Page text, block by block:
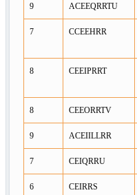
9 ACEEQRRTU
7 CCEEHRR
8 CEEIPRRT
8 CEEORRTV
9 ACEIILLRR
7 CEIQRRU
6 CEIRRS